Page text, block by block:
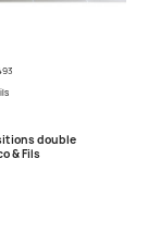
double
& Fils